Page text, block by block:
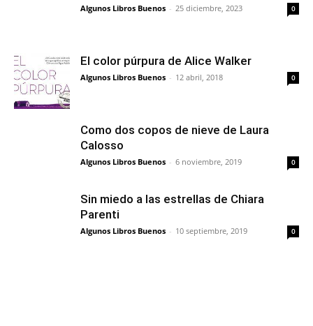
Algunos Libros Buenos - 25 diciembre, 2023 0
El color púrpura de Alice Walker
Algunos Libros Buenos - 12 abril, 2018 0
Como dos copos de nieve de Laura
Calosso
Algunos Libros Buenos - 6 noviembre, 2019 0
Sin miedo a las estrellas de Chiara
Parenti
Algunos Libros Buenos - 10 septiembre, 2019 0